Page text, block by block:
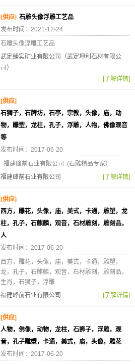
[供应] 石雕头像浮雕工艺品
发布时间：2021-12-24
石雕头像浮雕工艺品
武定臻实矿业有限公司（武定坤利石材有限公
司）
[了解详情]
[供应]
石狮子，石牌坊，石亭，宗教，头像，庙，动
物，雕塑，龙柱，孔子，浮雕，人物，佛像观音
等
发布时间：2017-06-20
福建峰前石业有限公司 (石雕精品专家）
福建峰前石业有限公司
[了解详情]
[供应]
西方，雕花，头像，庙，美式，卡通，雕塑，龙
柱，孔子，石麒麟，观音，石材雕刻，雕刻品，
人
发布时间：2017-06-20
西方，雕花，头像，庙，美式，卡通，雕塑，
龙，孔子，石麒麟，观音，石材雕刻，雕刻品，
生肖，石狮子，浮雕
福建峰前石业有限公司
[了解详情]
[供应]
人物，佛像，动物，龙柱，石狮子，浮雕，观
音，孔子雕塑，卡通，美式，庙，头像，雕花
发布时间：2017-06-20